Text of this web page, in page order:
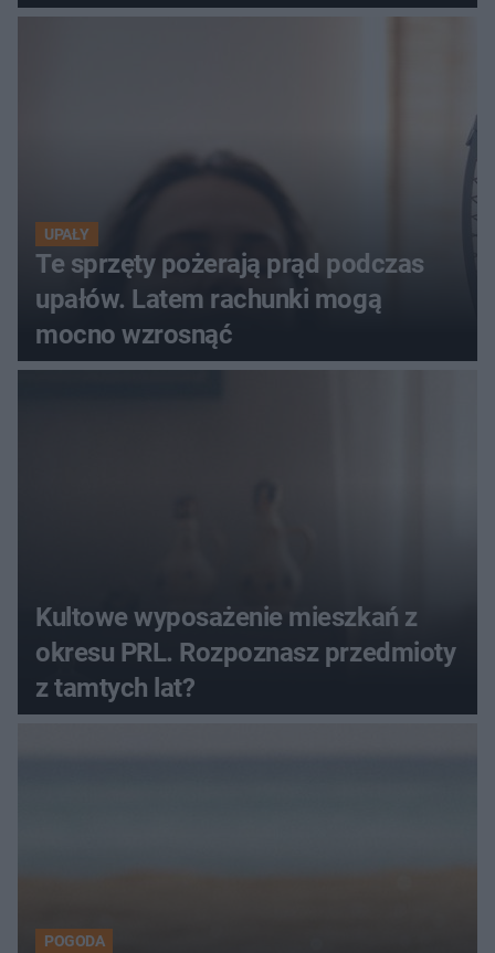
szczyt Gór Świętokrzyskich
UPAŁY
Te sprzęty pożerają prąd podczas
upałów. Latem rachunki mogą
mocno wzrosnąć
Kultowe wyposażenie mieszkań z
okresu PRL. Rozpoznasz przedmioty
z tamtych lat?
POGODA